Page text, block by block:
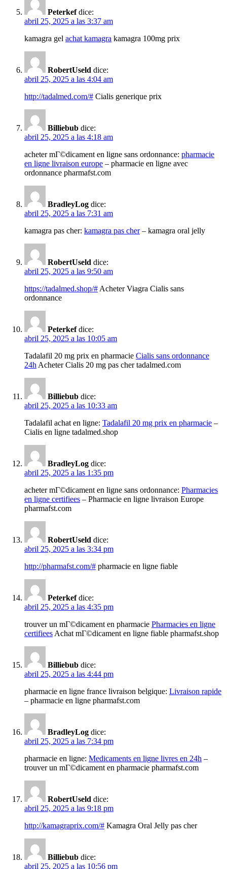
Peterkef dice:
abril 25, 2025 a las 3:37 am
kamagra gel achat kamagra kamagra 100mg prix
RobertUseld dice:
abril 25, 2025 a las 4:04 am
http://tadalmed.com/# Cialis generique prix
Billiebub dice:
abril 25, 2025 a las 4:18 am
acheter mГ©dicament en ligne sans ordonnance: pharmacie
en ligne livraison europe – pharmacie en ligne avec
ordonnance pharmafst.com
BradleyLog dice:
abril 25, 2025 a las 7:31 am
kamagra pas cher: kamagra pas cher– kamagra oral jelly
RobertUseld dice:
abril 25, 2025 a las 9:50 am
https://tadalmed.shop/# Acheter Viagra Cialis sans
ordonnance
Peterkef dice:
abril 25, 2025 a las 10:05 am
Tadalafil 20 mg prix en pharmacie Cialis sans ordonnance
24h Acheter Cialis 20 mg pas cher tadalmed.com
Billiebub dice:
abril 25, 2025 a las 10:33 am
Tadalafil achat en ligne: Tadalafil 20 mg prix en pharmacie –
Cialis en ligne tadalmed.shop
BradleyLog dice:
abril 25, 2025 a las 1:35 pm
acheter mГ©dicament en ligne sans ordonnance: Pharmacies
en ligne certifiees – Pharmacie en ligne livraison Europe
pharmafst.com
RobertUseld dice:
abril 25, 2025 a las 3:34 pm
http://pharmafst.com/# pharmacie en ligne fiable
Peterkef dice:
abril 25, 2025 a las 4:35 pm
trouver un mГ©dicament en pharmacie Pharmacies en ligne
certifiees Achat mГ©dicament en ligne fiable pharmafst.shop
Billiebub dice:
abril 25, 2025 a las 4:44 pm
pharmacie en ligne france livraison belgique: Livraison rapide
– pharmacie en ligne pharmafst.com
BradleyLog dice:
abril 25, 2025 a las 7:34 pm
pharmacie en ligne: Medicaments en ligne livres en 24h –
trouver un mГ©dicament en pharmacie pharmafst.com
RobertUseld dice:
abril 25, 2025 a las 9:18 pm
http://kamagraprix.com/# Kamagra Oral Jelly pas cher
Billiebub dice:
abril 25, 2025 a las 10:56 pm